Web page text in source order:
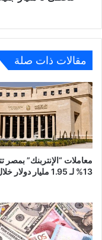
الفترة
المنتهية
في
31
مارس2026
مقالات ذات صلة
معاملات “الإنتربنك” بمصر
13% لـ 1.95 مليار دولار خلال أسبوع